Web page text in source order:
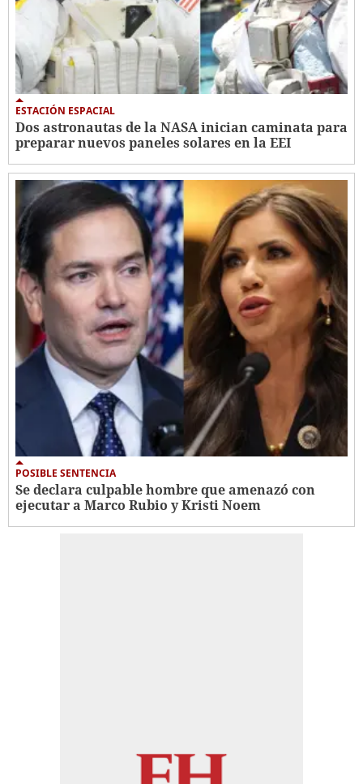
ESTACIÓN ESPACIAL
Dos astronautas de la NASA inician caminata para
preparar nuevos paneles solares en la EEI
POSIBLE SENTENCIA
Se declara culpable hombre que amenazó con
ejecutar a Marco Rubio y Kristi Noem